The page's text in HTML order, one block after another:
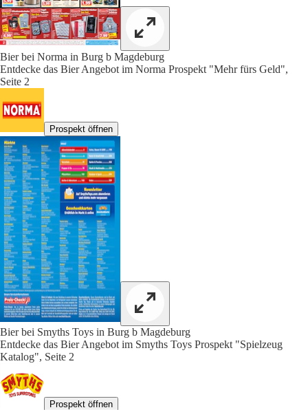
Bier bei Norma in Burg b Magdeburg
Entdecke das Bier Angebot im Norma Prospekt "Mehr fürs Geld",
Seite 2
Prospekt öffnen
Bier bei Smyths Toys in Burg b Magdeburg
Entdecke das Bier Angebot im Smyths Toys Prospekt "Spielzeug
Katalog", Seite 2
Prospekt öffnen